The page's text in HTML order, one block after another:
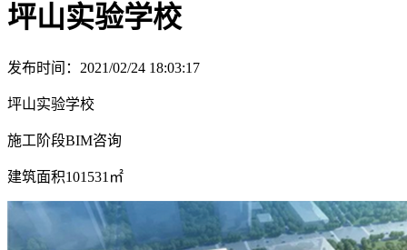
坪山实验学校
发布时间：2021/02/24 18:03:17
坪山实验学校
施工阶段BIM咨询
建筑面积101531㎡